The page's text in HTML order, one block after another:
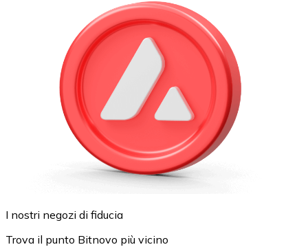
I nostri negozi di fiducia
Trova il punto Bitnovo più vicino